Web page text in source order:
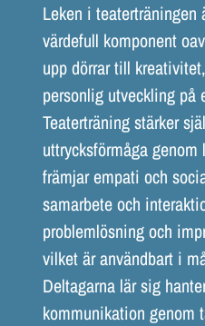
Leken i teaterträningen
värdefull komponent
upp dörrar till
personlig utveckling på
Teaterträning stärker
uttrycksförmåga
främjar empati och
samarbete och
problemlösning och
vilket är användbart i
Deltagarna lär sig
kommunikation genom